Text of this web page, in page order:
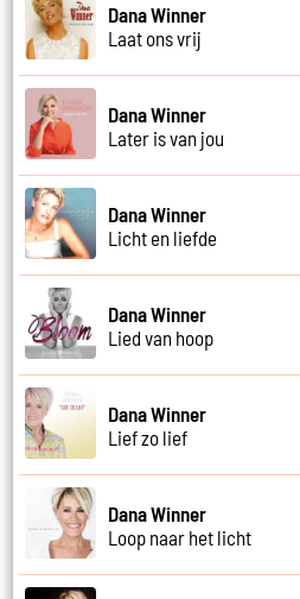
Dana Winner
Laat ons vrij
Dana Winner
Later is van jou
Dana Winner
Licht en liefde
Dana Winner
Lied van hoop
Dana Winner
Lief zo lief
Dana Winner
Loop naar het licht